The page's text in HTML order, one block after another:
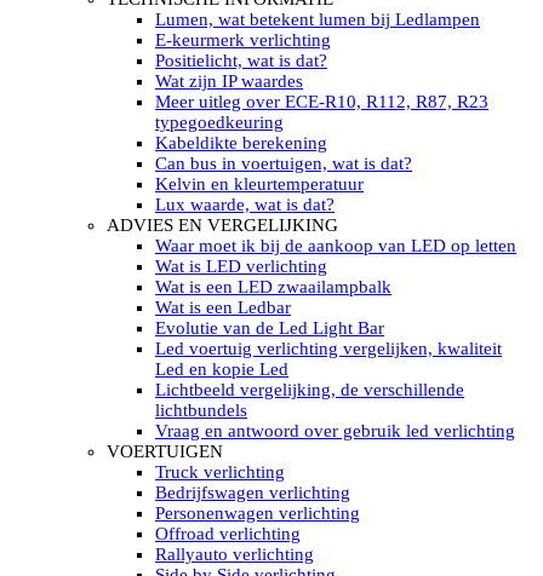
Werkverlichting met Led flitsers
Led zwaailampbalk
Led Multi zwaailampbalk
Led flitsbalk compact
Traffic Advisors
Led zwaailicht
Accessoires signalering
Led signalisatie in Subcategorieën
LED KOPLAMPEN GEKEURD
Led koplampen inbouw
Led koplampen opbouw
Led koplampen tractoren
Subcategorieën Led koplampen
LED ZOEKLICHT
Electrische Led zoeklamp Allremote
Electrisch Led zoeklicht Golight
Marinco Roestvrijstaal Led zoeklicht
Elektrisch Led zoeklicht diverse
Led zoeklamp accessoires ALLremote
Led zoeklicht 230V
Subcategorieën Led zoeklichten
HELLA MARINE LED
Sea Hawk – Light Bars
Sea Hawk – Light Bars – Edge Light
Sea Hawk – Work Lights
RokLUME Led werklampen
HypaLUME Led werklampen
Subcategorieën Hella Marine Led
Lumen, wat betekent lumen bij Ledlampen
E-keurmerk verlichting
Positielicht, wat is dat?
Wat zijn IP waardes
Meer uitleg over ECE-R10, R112, R87, R23
typegoedkeuring
Kabeldikte berekening
Can bus in voertuigen, wat is dat?
Kelvin en kleurtemperatuur
Lux waarde, wat is dat?
ADVIES EN VERGELIJKING
Waar moet ik bij de aankoop van LED op letten
Wat is LED verlichting
Wat is een LED zwaailampbalk
Wat is een Ledbar
Evolutie van de Led Light Bar
Led voertuig verlichting vergelijken, kwaliteit
Led en kopie Led
Lichtbeeld vergelijking, de verschillende
lichtbundels
Vraag en antwoord over gebruik led verlichting
VOERTUIGEN
Truck verlichting
Bedrijfswagen verlichting
Personenwagen verlichting
Offroad verlichting
Rallyauto verlichting